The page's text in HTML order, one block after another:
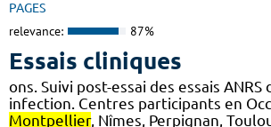
PAGES
relevance: 87%
Essais cliniques
ons. Suivi post-essai des essais ANRS
infection. Centres participants en
Montpellier, Nîmes, Perpignan,